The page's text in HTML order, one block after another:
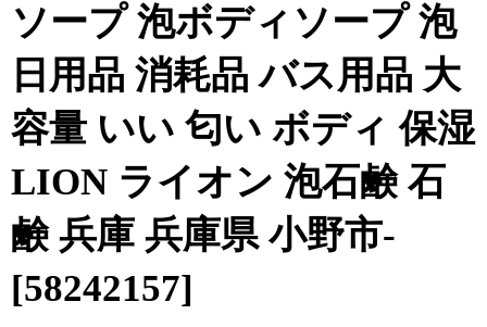
ソープ 泡ボディソープ 泡
日用品 消耗品 バス用品 大
容量 いい 匂い ボディ 保湿
LION ライオン 泡石鹸 石
鹸 兵庫 兵庫県 小野市-
[58242157]